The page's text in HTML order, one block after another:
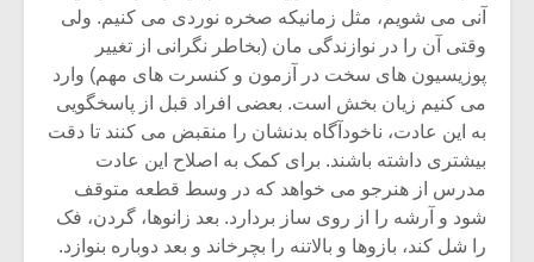
آنی می شویم، مثل زمانیکه صخره نوردی می کنیم. ولی
وقتی آن را در نوازندگی مان (بخاطر نگرانی از تغییر
پوزیسیون های سخت در آزمون و کنسرت های مهم) وارد
می کنیم زیان بخش است. بعضی افراد قبل از پاسخگویی
به این عادت، ناخودآگاه بدنشان را منقبض می کنند تا دقت
بیشتری داشته باشند. برای کمک به اصلاح این عادت
مدرس از هنرجو می خواهد که در وسط قطعه متوقف
شود و آرشه را از روی ساز بردارد. بعد زانوها، گردن، فک
را شل کند، بازوها و بالاتنه را بچرخاند و بعد دوباره بنوازد.
یادداشتی بر موسیقی
متن فیلم «متری
شیش و نیم»
اگر نمی توانی
مشهورترین باشی،
بدنام ترین باش
موسیقی
موسیقی
برگزار